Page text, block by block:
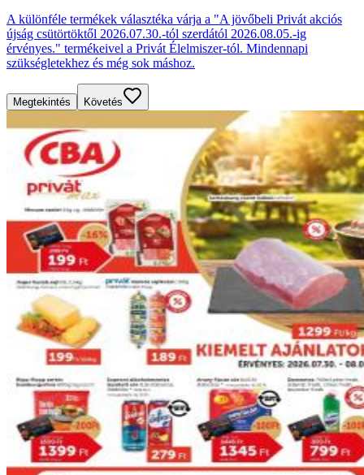
A különféle termékek választéka várja a "A jövőbeli Privát akciós
újság csütörtöktől 2026.07.30.-tól szerdától 2026.08.05.-ig
érvényes." termékeivel a Privát Élelmiszer-tól. Mindennapi
szükségletekhez és még sok máshoz.
Megtekintés Követés